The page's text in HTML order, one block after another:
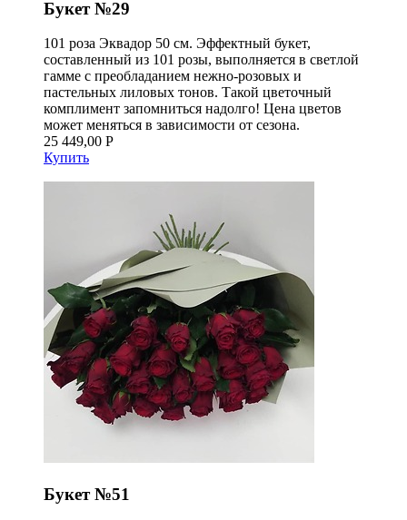
Букет №29
101 роза Эквадор 50 см. Эффектный букет,
составленный из 101 розы, выполняется в светлой
гамме с преобладанием нежно-розовых и
пастельных лиловых тонов. Такой цветочный
комплимент запомниться надолго! Цена цветов
может меняться в зависимости от сезона.
25 449,00 Р
Купить
Букет №51